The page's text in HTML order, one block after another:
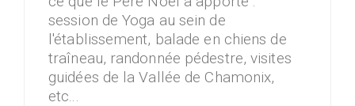
session de Yoga au sein de
l'établissement, balade en chiens de
traîneau, randonnée pédestre, visites
guidées de la Vallée de Chamonix,
etc...